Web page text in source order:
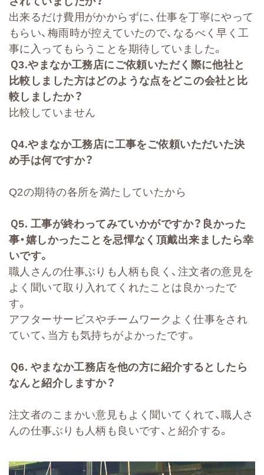
出来るだけ費用がかからずに、仕事を丁寧にやって
もらい、梅雨時が控えていたので、なるべく早く工
事に入ってもらうことを期待していました。
Ｑ3.やまなか工務店にご依頼いただく際に他社と
比較しました方はどのような点をどこの会社と比
較しましたか？
比較していません
Ｑ4.やまなか工務店に工事をご依頼いただいた決
め手は何ですか？
Q2の期待の各所を満たしていたから
Ｑ5. 工事が終わってみていかがですか？良かった
事・嬉しかったことを忌憚なく頂戴出来ましたら幸
いです。
職人さんの仕事ぶりも人柄も良く、注文者の意見を
よく聞いて取り入れてくれたことは良かったで
す。
アフターサービスやチームワークよく仕事をされ
ていて、当方も気持ちがよかったです。
Ｑ6. やまなか工務店を他の方に紹介するとしたら
なんと紹介しますか？
注文者のこまかい意見もよく聞いてくれて、職人さ
んの仕事ぶりも人柄も良いです、と紹介する。